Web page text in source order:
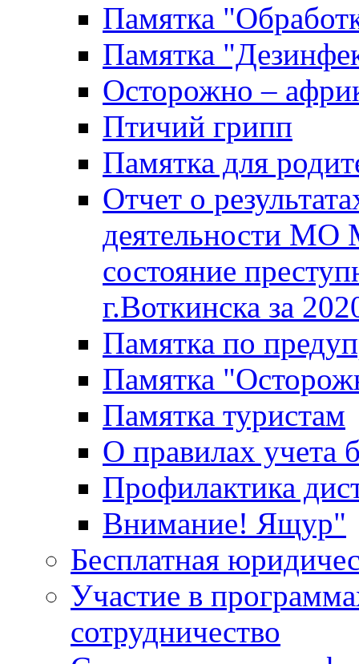
Памятка
Памятка
Осторожно –
Птичий грипп
Памятка для
Отчет о
деятельности МО
состояние
г.Воткинска за
Памятка по
Памятка
Памятка туристам
О правилах учета
Профилактика
Внимание! Ящур"
Бесплатная
Участие в
сотрудничество